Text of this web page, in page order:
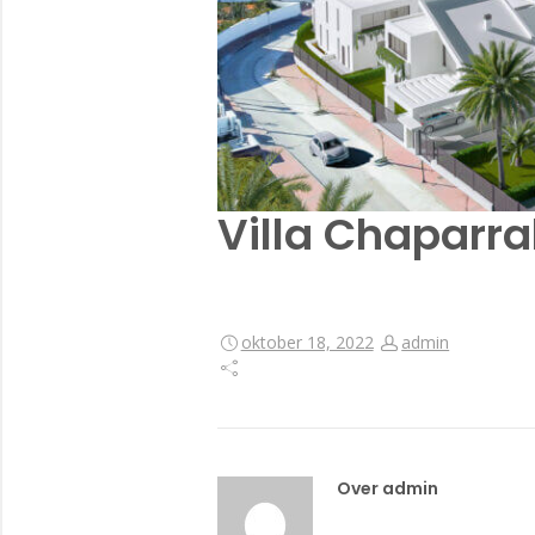
Villa
oktober 18, 2022 admin
Over admin